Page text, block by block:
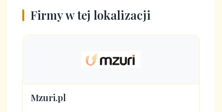
Firmy w tej lokalizacji
Mzuri.pl